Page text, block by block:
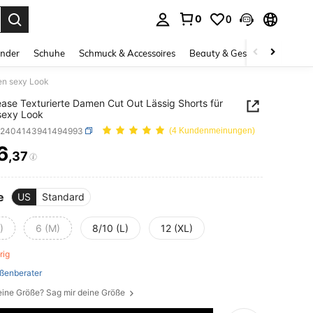
0 0
Schuhe Schmuck & Accessoires Beauty & Gesundheit
sexy Look
Texturierte Damen Cut Out Lässig Shorts für
Look
(4 Kundenmeinungen)
AND AVAILABILITY
,37
US Standard
6 (M) 8/10 (L) 12 (XL)
Größe? Sag mir deine Größe